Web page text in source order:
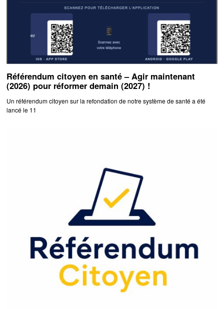
Référendum citoyen en santé – Agir maintenant
(2026) pour réformer demain (2027) !
Un référendum citoyen sur la refondation de notre système de santé a été
lancé le 11